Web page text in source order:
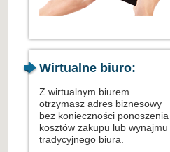
Wirtualne biuro:
Z wirtualnym biurem
otrzymasz adres biznesowy
bez konieczności ponoszenia
kosztów zakupu lub wynajmu
tradycyjnego biura.